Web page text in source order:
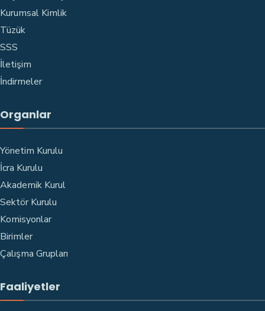
Kurumsal Kimlik
Tüzük
SSS
İletişim
İndirmeler
Organlar
Yönetim Kurulu
İcra Kurulu
Akademik Kurul
Sektör Kurulu
Komisyonlar
Birimler
Çalışma Grupları
Faaliyetler